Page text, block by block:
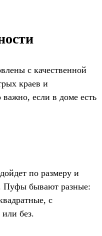
с качественной
краев и
важно, если в доме есть
по размеру и
Пуфы бывают разные:
с
без.